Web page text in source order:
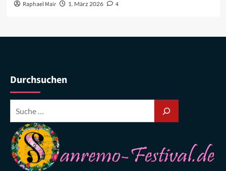
Raphael Mair 1. März 2026 4
Durchsuchen